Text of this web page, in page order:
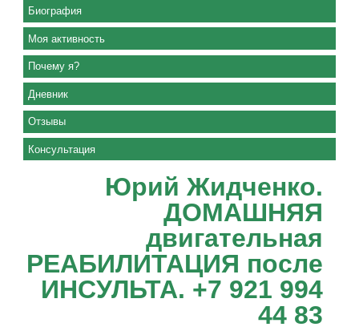
Биография
Моя активность
Почему я?
Дневник
Отзывы
Консультация
Юрий Жидченко.
ДОМАШНЯЯ
двигательная
РЕАБИЛИТАЦИЯ после
ИНСУЛЬТА. +7 921 994
44 83